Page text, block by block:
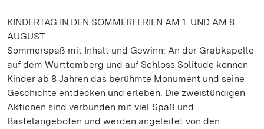
KINDERTAG IN DEN SOMMERFERIEN AM 1. UND AM 8.
AUGUST
Sommerspaß mit Inhalt und Gewinn: An der Grabkapelle
auf dem Württemberg und auf Schloss Solitude können
Kinder ab 8 Jahren das berühmte Monument und seine
Geschichte entdecken und erleben. Die zweistündigen
Aktionen sind verbunden mit viel Spaß und
Bastelangeboten und werden angeleitet von den